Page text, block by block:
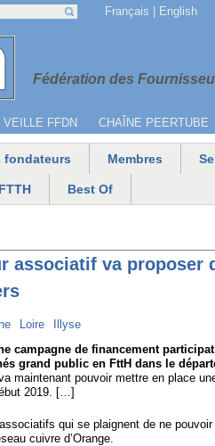
navigation
Fédération des
VEILLE FFDN CHAÎNE PEERTUBE
Français English
fondateurs Membres
Best Of
associatif va
Loire
Illyse
campagne de financement
grand public en FttH dans le
maintenant pouvoir mettre en place
2019. […]
qui se plaignent de ne
cuivre d’Orange.